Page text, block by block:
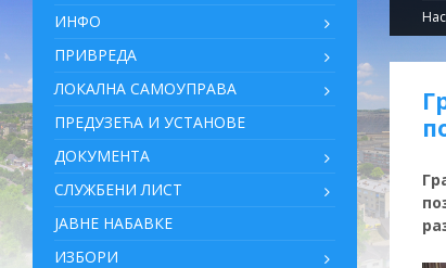
ИНФО
ПРИВРЕДА
ЛОКАЛНА САМОУПРАВА
ПРЕДУЗЕЋА И УСТАНОВЕ
ДОКУМЕНТА
СЛУЖБЕНИ ЛИСТ
ЈАВНЕ НАБАВКЕ
ИЗБОРИ